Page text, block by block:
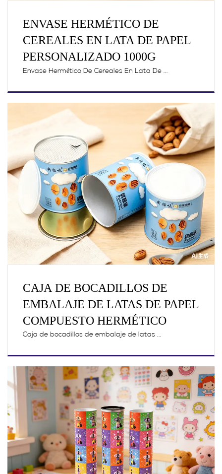
ENVASE HERMÉTICO DE
CEREALES EN LATA DE PAPEL
PERSONALIZADO 1000G
Envase Hermético De Cereales En Lata De ...
CAJA DE BOCADILLOS DE
EMBALAJE DE LATAS DE PAPEL
COMPUESTO HERMÉTICO
Caja de bocadillos de embalaje de latas ...